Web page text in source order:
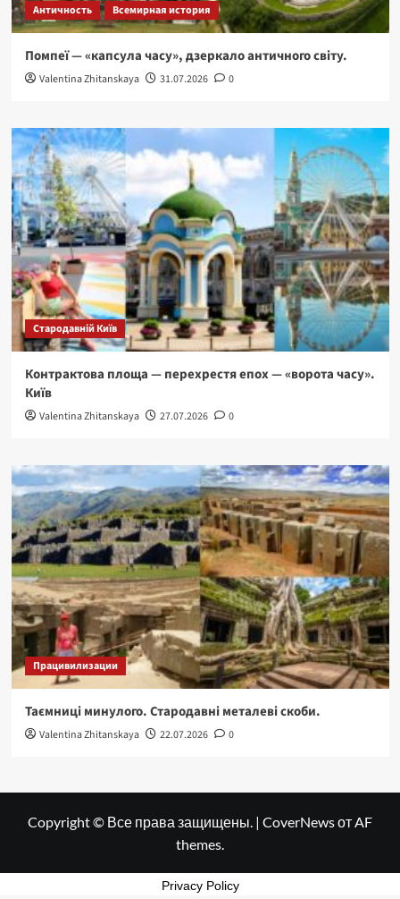
Античность Всемирная история
Помпеї — «капсула часу», дзеркало античного світу.
Valentina Zhitanskaya 31.07.2026 0
Стародавній Київ
Контрактова площа — перехрестя епох — «ворота часу».
Київ
Valentina Zhitanskaya 27.07.2026 0
Працивилизации
Таємниці минулого. Стародавні металеві скоби.
Valentina Zhitanskaya 22.07.2026 0
Copyright © Все права защищены. | CoverNewsот AF
themes.
Privacy Policy